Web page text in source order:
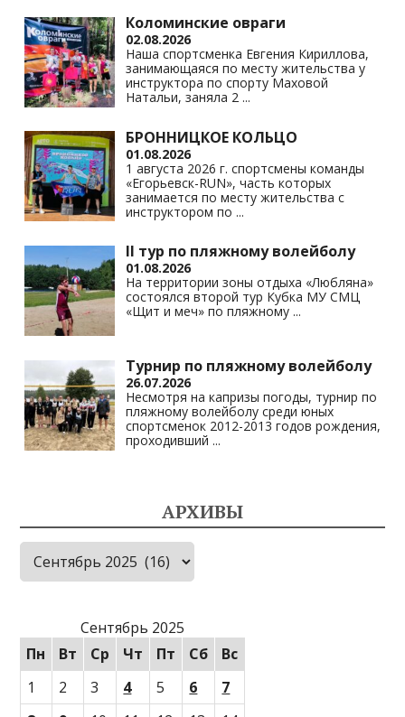
Коломинские овраги
02.08.2026
Наша спортсменка Евгения Кириллова,
занимающаяся по месту жительства у
инструктора по спорту Маховой
Натальи, заняла 2 ...
БРОННИЦКОЕ КОЛЬЦО
01.08.2026
1 августа 2026 г. спортсмены команды
«Егорьевск-RUN», часть которых
занимается по месту жительства с
инструктором по ...
II тур по пляжному волейболу
01.08.2026
На территории зоны отдыха «Любляна»
состоялся второй тур Кубка МУ СМЦ
«Щит и меч» по пляжному ...
Турнир по пляжному волейболу
26.07.2026
Несмотря на капризы погоды, турнир по
пляжному волейболу среди юных
спортсменок 2012-2013 годов рождения,
проходивший ...
АРХИВЫ
Архивы
Сентябрь 2025
Пн
Вт Ср Чт Пт Сб
Вс
1
2 3 4 5 6
7